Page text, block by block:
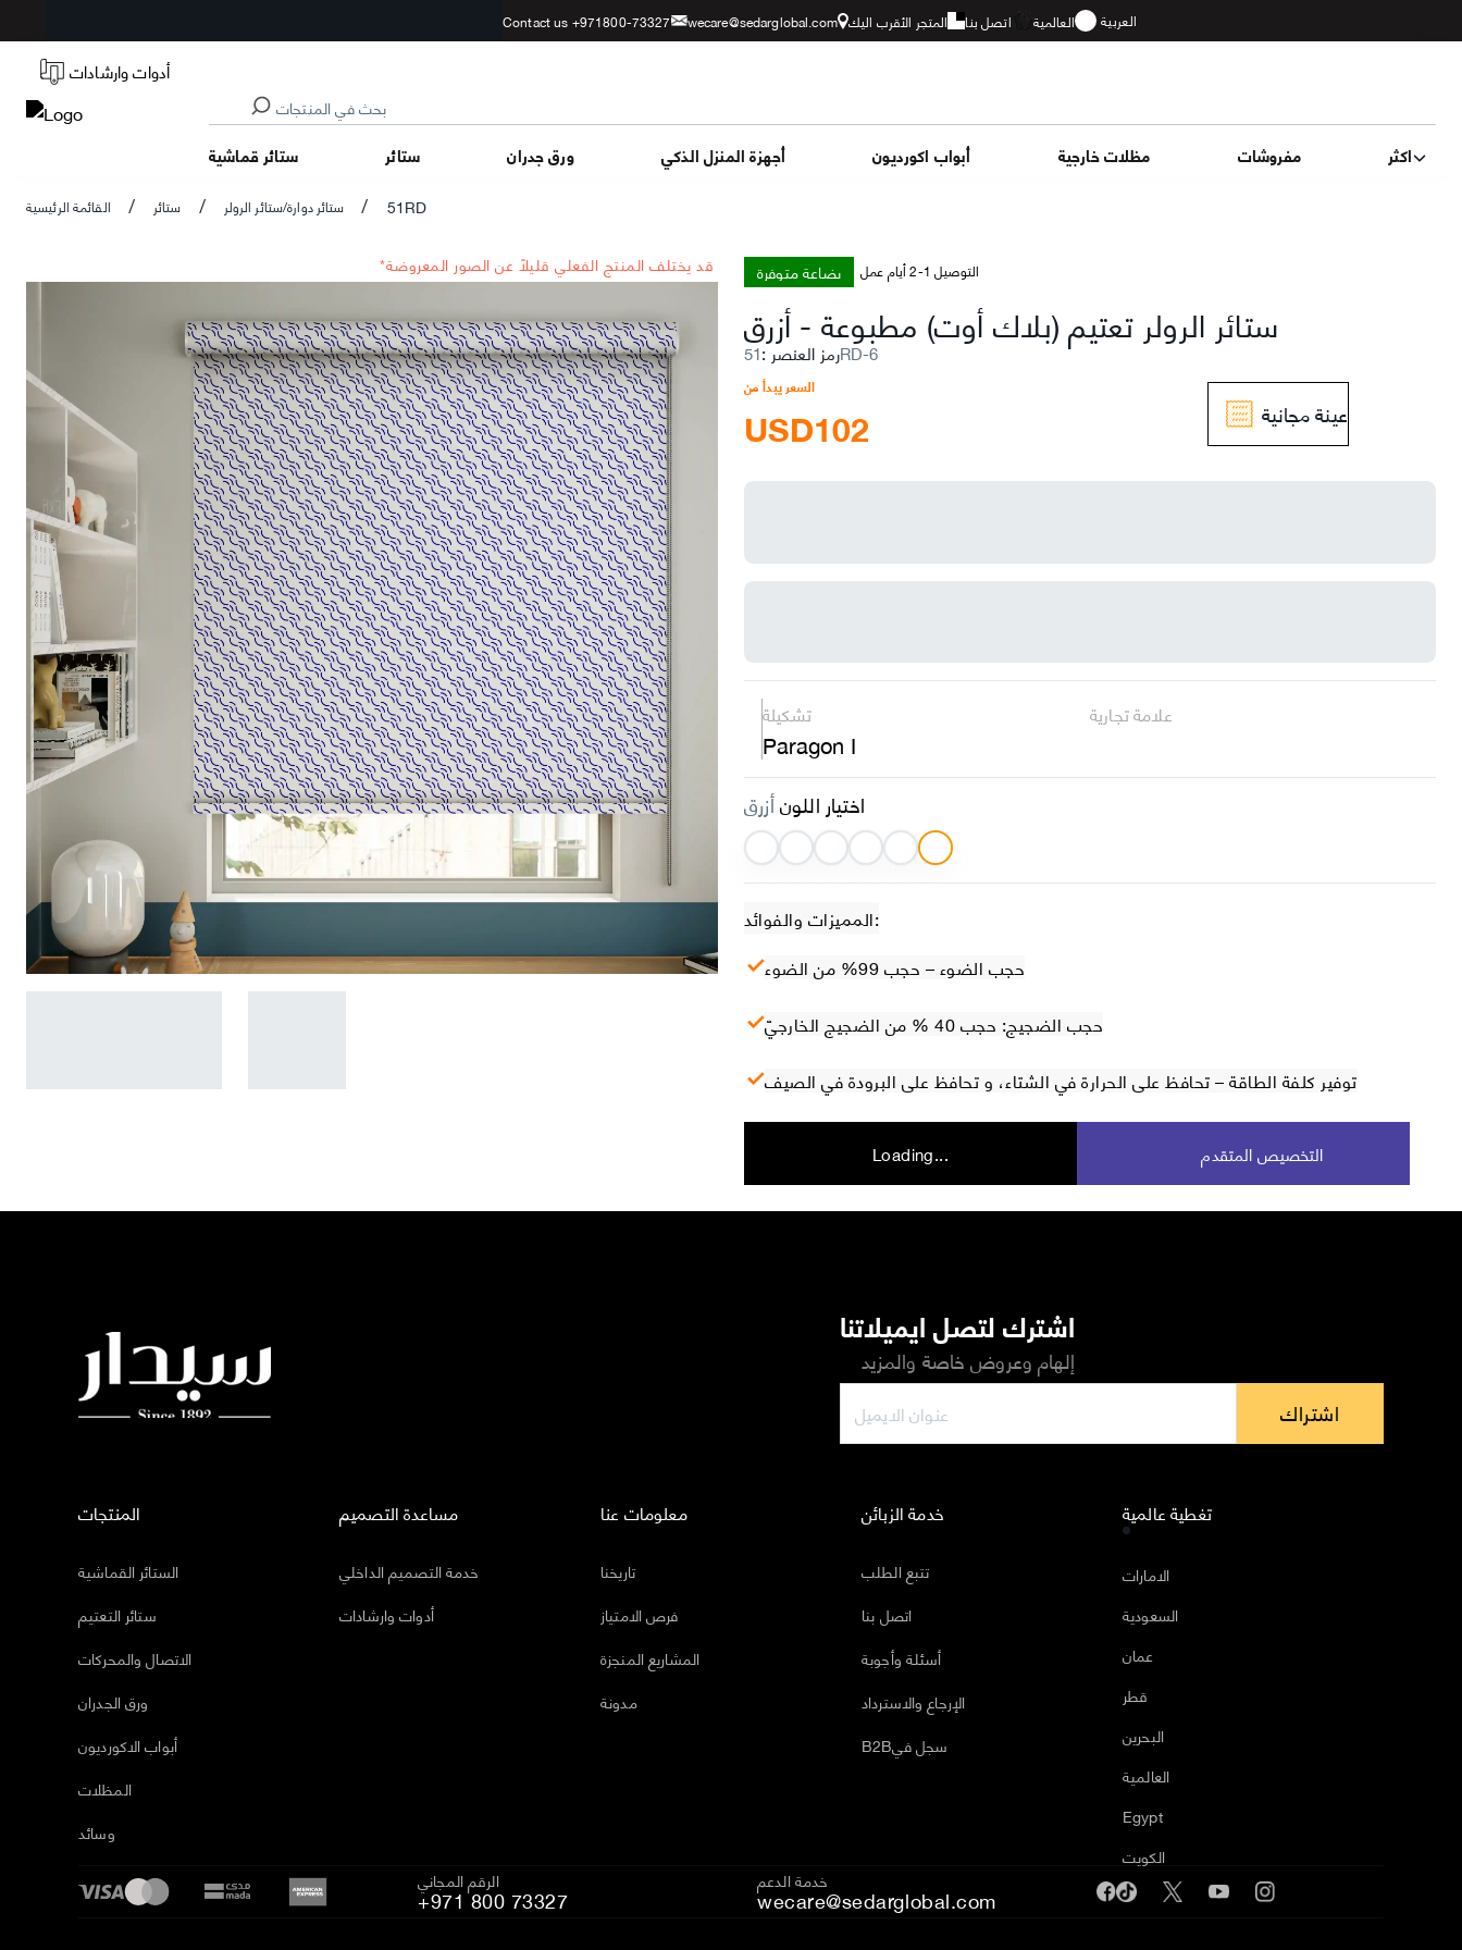
Contact us +971800-73327 wecare@sedarglobal.com المتجر الأقرب اليك اتصل بنا العالمية العربية
أدوات وارشادات
ستائر قماشية ستائر ورق جدران أجهزة المنزل الذكي أبواب اكورديون مظلات خارجية مفروشات اكثر
القائمة الرئيسية / ستائر / ستائر دوارة/ستائر الرولر / 51RD
*قد يختلف المنتج الفعلي قليلاً عن الصور المعروضة بضاعة متوفرة التوصيل 1-2 أيام عمل
ستائر الرولر تعتيم (بلاك أوت) مطبوعة-
رمز العنصر: 51RD-6
السعر يبدأ من
USD102 عينة مجانية
تشكيلة
Paragon I
علامة تجارية
اختيار اللونأزرق
المميزات والفوائد:
حجب الضوء – حجب 99% من الضوء
حجب الضجيج: حجب 40 % من الضجيج الخارجيّ
توفير كلفة الطاقة – تحافظ على الحرارة في الشتاء، و تحافظ على البرودة في الصيف
Loading... التخصيص المتقدم
اشترك لتصل ايميلاتنا
إلهام وعروض خاصة والمزيد
اشتراك
المنتجات
الستائر القماشية
ستائر التعتيم
الاتصال والمحركات
ورق الجدران
أبواب الاكورديون
المظلات
وسائد
مساعدة التصميم
خدمة التصميم الداخلي
أدوات وارشادات
معلومات عنا
تاريخنا
فرص الامتياز
المشاريع المنجزة
مدونة
خدمة الزبائن
تتبع الطلب
اتصل بنا
أسئلة وأجوبة
الإرجاع والاسترداد
B2Bسجل في
تغطية عالمية
الامارات
السعودية
عمان
قطر
البحرين
العالمية
Egypt
الكويت
الرقم المجاني
+971 800 73327
خدمة الدعم
wecare@sedarglobal.com